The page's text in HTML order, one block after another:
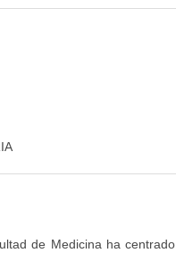
de Medicina ha centrado